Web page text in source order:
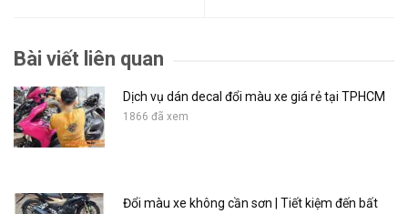
Bài viết liên quan
Dịch vụ dán decal đổi màu xe giá rẻ tại TPHCM
1866 đã xem
Đổi màu xe không cần sơn | Tiết kiệm đến bất